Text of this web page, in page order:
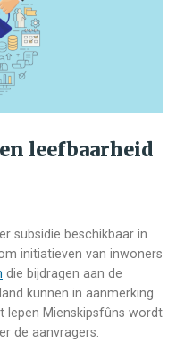
leefbaarheid
subsidie beschikbaar in
initiatieven van inwoners
die bijdragen aan de
kunnen in aanmerking
Iepen Mienskipsfûns wordt
de aanvragers.